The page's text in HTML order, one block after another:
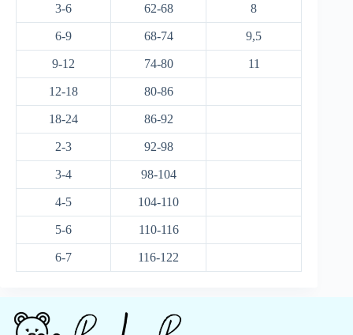
3-6 62-68 8
6-9 68-74 9,5
9-12 74-80 11
12-18 80-86
18-24 86-92
2-3 92-98
3-4 98-104
4-5 104-110
5-6 110-116
6-7 116-122